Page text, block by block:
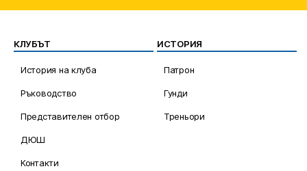
КЛУБЪТ
История на клуба
Ръководство
Представителен отбор
ДЮШ
Контакти
ИСТОРИЯ
Патрон
Гунди
Треньори